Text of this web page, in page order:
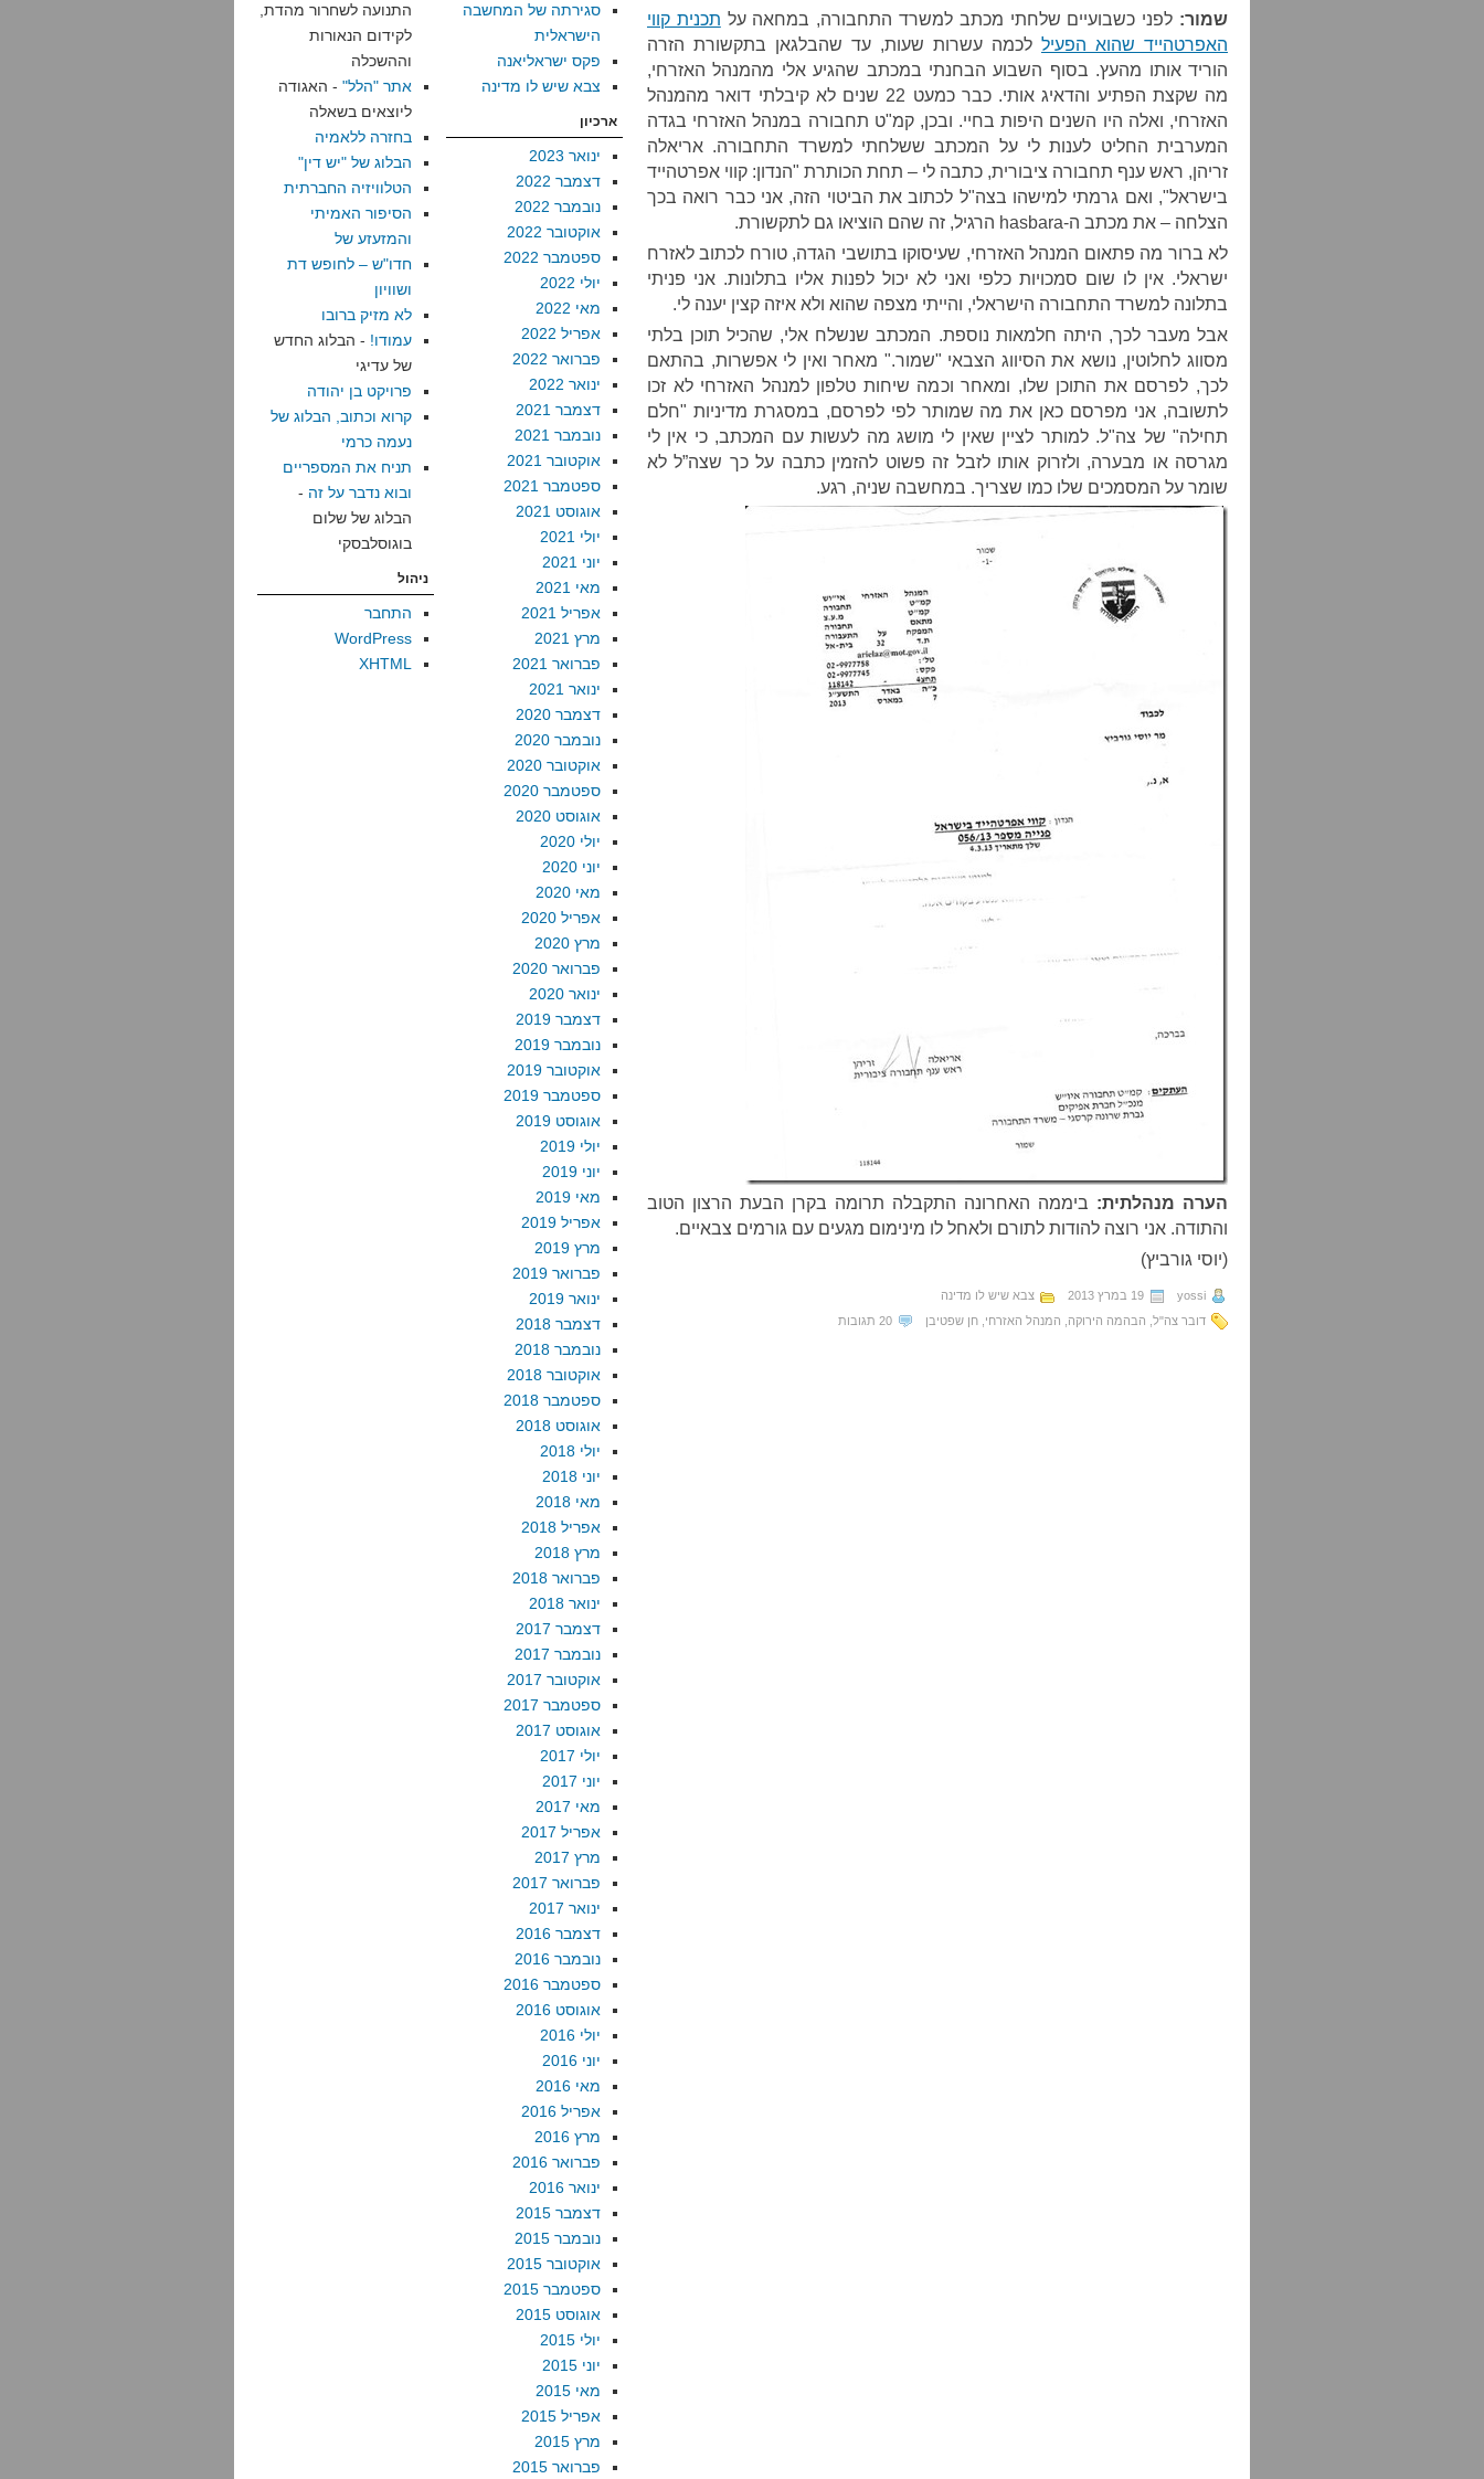
שמור: לפני כשבועיים שלחתי מכתב למשרד התחבורה, במחאה על תכנית קווי
האפרטהייד שהוא הפעיל לכמה עשרות שעות, עד שהבלגאן בתקשורת הזרה
הוריד אותו מהעץ. בסוף השבוע הבחנתי במכתב שהגיע אלי מהמנהל האזרחי,
מה שקצת הפתיע והדאיג אותי. כבר כמעט 22 שנים לא קיבלתי דואר מהמנהל
האזרחי, ואלה היו השנים היפות בחיי. ובכן, קמ"ט תחבורה במנהל האזרחי בגדה
המערבית החליט לענות לי על המכתב ששלחתי למשרד התחבורה. אריאלה
זריהן, ראש ענף תחבורה ציבורית, כתבה לי – תחת הכותרת "הנדון: קווי אפרטהייד
בישראל", ואם גרמתי למישהו בצה"ל לכתוב את הביטוי הזה, אני כבר רואה בכך
הצלחה – את מכתב ה-hasbara הרגיל, זה שהם הוציאו גם לתקשורת.
לא ברור מה פתאום המנהל האזרחי, שעיסוקו בתושבי הגדה, טורח לכתוב לאזרח
ישראלי. אין לו שום סמכויות כלפי ואני לא יכול לפנות אליו בתלונות. אני פניתי
בתלונה למשרד התחבורה הישראלי, והייתי מצפה שהוא ולא איזה קצין יענה לי.
אבל מעבר לכך, היתה חלמאות נוספת. המכתב שנשלח אלי, שהכיל תוכן בלתי
מסווג לחלוטין, נושא את הסיווג הצבאי "שמור." מאחר ואין לי אפשרות, בהתאם
לכך, לפרסם את התוכן שלו, ומאחר וכמה שיחות טלפון למנהל האזרחי לא זכו
לתשובה, אני מפרסם כאן את מה שמותר לפי לפרסם, במסגרת מדיניות "חלם
תחילה" של צה"ל. למותר לציין שאין לי מושג מה לעשות עם המכתב, כי אין לי
מגרסה או מבערה, ולזרוק אותו לזבל זה פשוט להזמין כתבה על כך שצה”ל לא
שומר על המסמכים שלו כמו שצריך. במחשבה שניה, רגע.
הערה מנהלתית: ביממה האחרונה התקבלה תרומה בקרן הבעת הרצון הטוב
והתודה. אני רוצה להודות לתורם ולאחל לו מינימום מגעים עם גורמים צבאיים.
(יוסי גורביץ)
yossi 19 במרץ 2013
צבא שיש לו מדינה
דובר צה"ל הבהמה הירוקה המנהל האזרחי חן שפטיבן 20 תגובות
סגירתה של המחשבה
הישראלית
פקס ישראליאנה
צבא שיש לו מדינה
ארכיון
ינואר 2023
דצמבר 2022
נובמבר 2022
אוקטובר 2022
ספטמבר 2022
יולי 2022
מאי 2022
אפריל 2022
פברואר 2022
ינואר 2022
דצמבר 2021
נובמבר 2021
אוקטובר 2021
ספטמבר 2021
אוגוסט 2021
יולי 2021
יוני 2021
מאי 2021
אפריל 2021
מרץ 2021
פברואר 2021
ינואר 2021
דצמבר 2020
נובמבר 2020
אוקטובר 2020
ספטמבר 2020
אוגוסט 2020
יולי 2020
יוני 2020
מאי 2020
אפריל 2020
מרץ 2020
פברואר 2020
ינואר 2020
דצמבר 2019
נובמבר 2019
אוקטובר 2019
ספטמבר 2019
אוגוסט 2019
יולי 2019
יוני 2019
מאי 2019
אפריל 2019
מרץ 2019
פברואר 2019
ינואר 2019
דצמבר 2018
נובמבר 2018
אוקטובר 2018
ספטמבר 2018
אוגוסט 2018
יולי 2018
יוני 2018
מאי 2018
אפריל 2018
מרץ 2018
פברואר 2018
ינואר 2018
דצמבר 2017
נובמבר 2017
אוקטובר 2017
ספטמבר 2017
אוגוסט 2017
יולי 2017
יוני 2017
מאי 2017
אפריל 2017
מרץ 2017
פברואר 2017
ינואר 2017
דצמבר 2016
נובמבר 2016
ספטמבר 2016
אוגוסט 2016
יולי 2016
יוני 2016
מאי 2016
אפריל 2016
מרץ 2016
פברואר 2016
ינואר 2016
דצמבר 2015
נובמבר 2015
אוקטובר 2015
ספטמבר 2015
אוגוסט 2015
יולי 2015
יוני 2015
מאי 2015
אפריל 2015
מרץ 2015
פברואר 2015
התנועה לשחרור מהדת,
לקידום הנאורות
וההשכלה
אתר "הלל" - האגודה
ליוצאים בשאלה
בחזרה ללאמיה
הבלוג של "יש דין"
הטלוויזיה החברתית
הסיפור האמיתי
והמזעזע של
חדו"ש – לחופש דת
ושוויון
לא מזיק ברובו
עמודו! - הבלוג החדש
של עדיגי
פרויקט בן יהודה
קרוא וכתוב, הבלוג של
נעמה כרמי
תניח את המספריים
ובוא נדבר על זה -
הבלוג של שלום
בוגוסלבסקי
ניהול
התחבר
WordPress
XHTML